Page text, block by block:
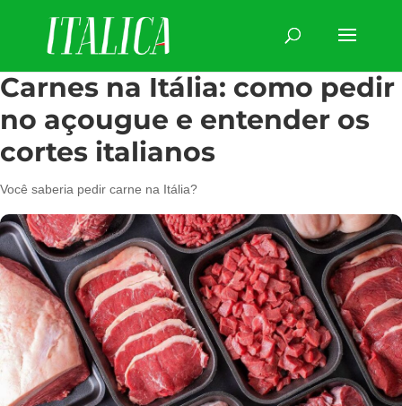
Carnes na Itália: como pedir
no açougue e entender os
cortes italianos
Você saberia pedir carne na Itália?